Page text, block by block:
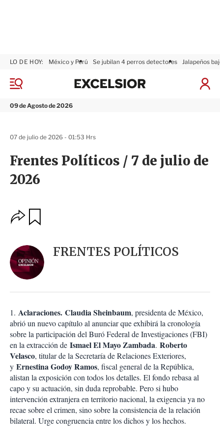
M
n
09 de Agosto de 2026
LO DE HOY: México y Perú Se jubilan 4 perros detectores Jalapeños
I
e
x
r
Frentes Políticos / 7 de julio de
2026
07 de julio de 2026 - 01:53 Hrs
O
p
o
n
e
s
o
m
p
a
r
i
r
a
r
FRENTES POLÍTICOS
1. Aclaraciones. Claudia Sheinbaum, presidenta de México,
abrió un nuevo capítulo al anunciar que exhibirá la cronología
sobre la participación del Buró Federal de Investigaciones (FBI)
en la extracción de Ismael El Mayo Zambada. Roberto
Velasco, titular de la Secretaría de Relaciones Exteriores,
y Ernestina Godoy Ramos, fiscal general de la República,
alistan la exposición con todos los detalles. El fondo rebasa al
capo y su actuación, sin duda reprobable. Pero si hubo
intervención extranjera en territorio nacional, la exigencia ya no
recae sobre el crimen, sino sobre la consistencia de la relación
bilateral. Urge congruencia entre los dichos y los hechos.